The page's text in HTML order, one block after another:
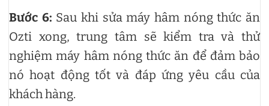
Bước 6: Sau khi sửa máy hâm nóng thức ăn
Ozti xong, trung tâm sẽ kiểm tra và thử
nghiệm máy hâm nóng thức ăn để đảm bảo
nó hoạt động tốt và đáp ứng yêu cầu của
khách hàng.